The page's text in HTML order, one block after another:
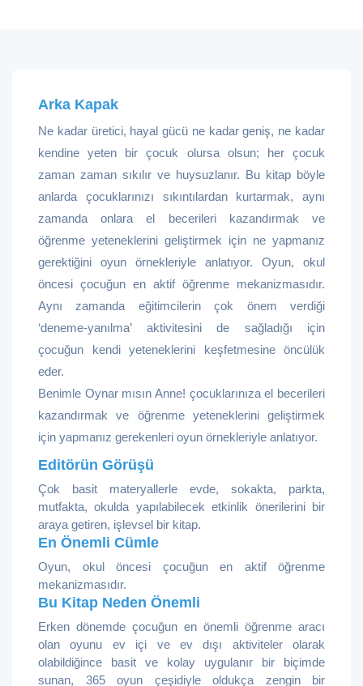
Arka Kapak
Ne kadar üretici, hayal gücü ne kadar geniş, ne kadar
kendine yeten bir çocuk olursa olsun; her çocuk
zaman zaman sıkılır ve huysuzlanır. Bu kitap böyle
anlarda çocuklarınızı sıkıntılardan kurtarmak, aynı
zamanda onlara el becerileri kazandırmak ve
öğrenme yeteneklerini geliştirmek için ne yapmanız
gerektiğini oyun örnekleriyle anlatıyor. Oyun, okul
öncesi çocuğun en aktif öğrenme mekanizmasıdır.
Aynı zamanda eğitimcilerin çok önem verdiği
‘deneme-yanılma’ aktivitesini de sağladığı için
çocuğun kendi yeteneklerini keşfetmesine öncülük
eder.
Benimle Oynar mısın Anne! çocuklarınıza el becerileri
kazandırmak ve öğrenme yeteneklerini geliştirmek
için yapmanız gerekenleri oyun örnekleriyle anlatıyor.
Editörün Görüşü
Çok basit materyallerle evde, sokakta, parkta,
mutfakta, okulda yapılabilecek etkinlik önerilerini bir
araya getiren, işlevsel bir kitap.
En Önemli Cümle
Oyun, okul öncesi çocuğun en aktif öğrenme
mekanizmasıdır.
Bu Kitap Neden Önemli
Erken dönemde çocuğun en önemli öğrenme aracı
olan oyunu ev içi ve ev dışı aktiviteler olarak
olabildiğince basit ve kolay uygulanır bir biçimde
sunan, 365 oyun çeşidiyle oldukça zengin bir